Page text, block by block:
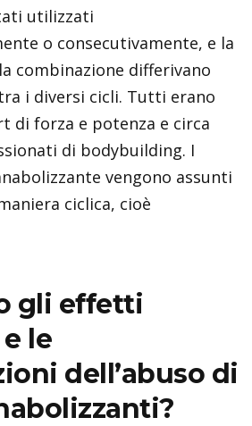
utilizzati
o consecutivamente, e la
combinazione differivano
i diversi cicli. Tutti erano
di forza e potenza e circa
di bodybuilding. I
vengono assunti
ciclica, cioè
gli effetti
le
dell’abuso di